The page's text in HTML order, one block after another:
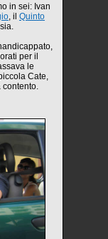
in sei: Ivan
, il Quinto
per il
le
Cate,